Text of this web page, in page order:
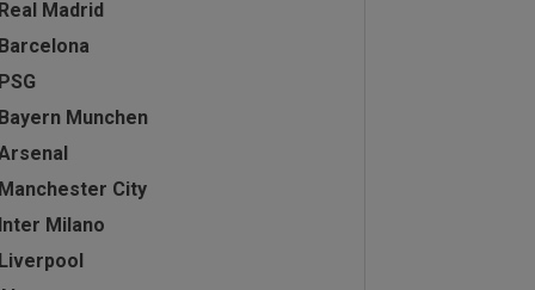
Madrid
Munchen
City
Milano